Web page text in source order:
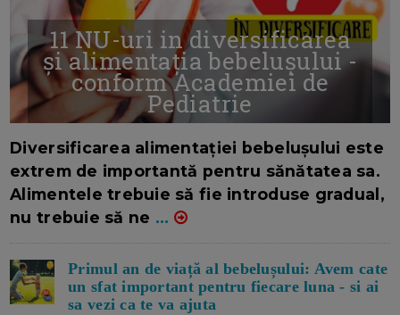
11 NU-uri in diversificarea
și alimentația bebelușului -
conform Academiei de
Pediatrie
Diversificarea alimentației bebelușului este
extrem de importantă pentru sănătatea sa.
Alimentele trebuie să fie introduse gradual,
nu trebuie să ne ...
Primul an de viață al bebelușului: Avem cate
un sfat important pentru fiecare luna - si ai
sa vezi ca te va ajuta